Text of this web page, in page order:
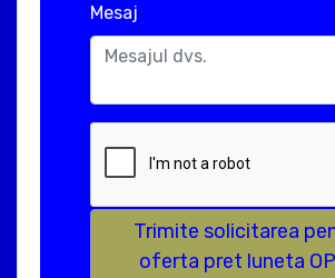
Mesaj
Trimite solicitarea
oferta pret luneta